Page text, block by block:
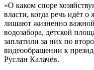
«О каком споре
власти, когда речь идёт
лишают жизненно
водозабора, детской
заплатили за них по
видеообращении к
Руслан Калачёв.